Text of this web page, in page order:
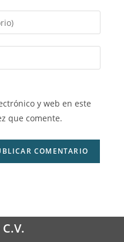
y web en este
que comente.